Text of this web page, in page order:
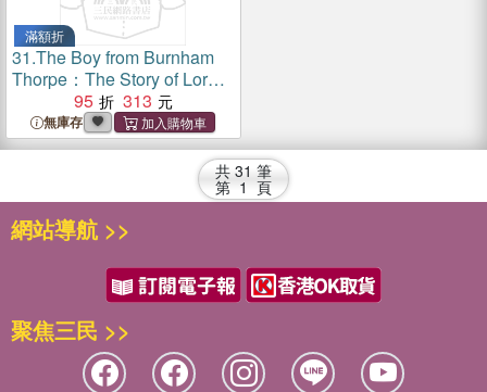
滿額折
31.The Boy from Burnham
Thorpe：The Story of Lord
95 313
無庫存
共 31 筆
第 1 頁
網站導航 >>
聚焦三民 >>